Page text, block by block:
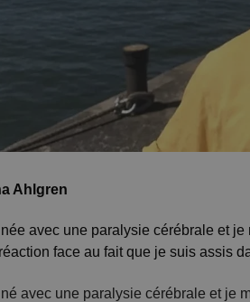
Ahlgren
avec une paralysie cérébrale et
face au fait que je suis assis
avec une paralysie cérébrale et je